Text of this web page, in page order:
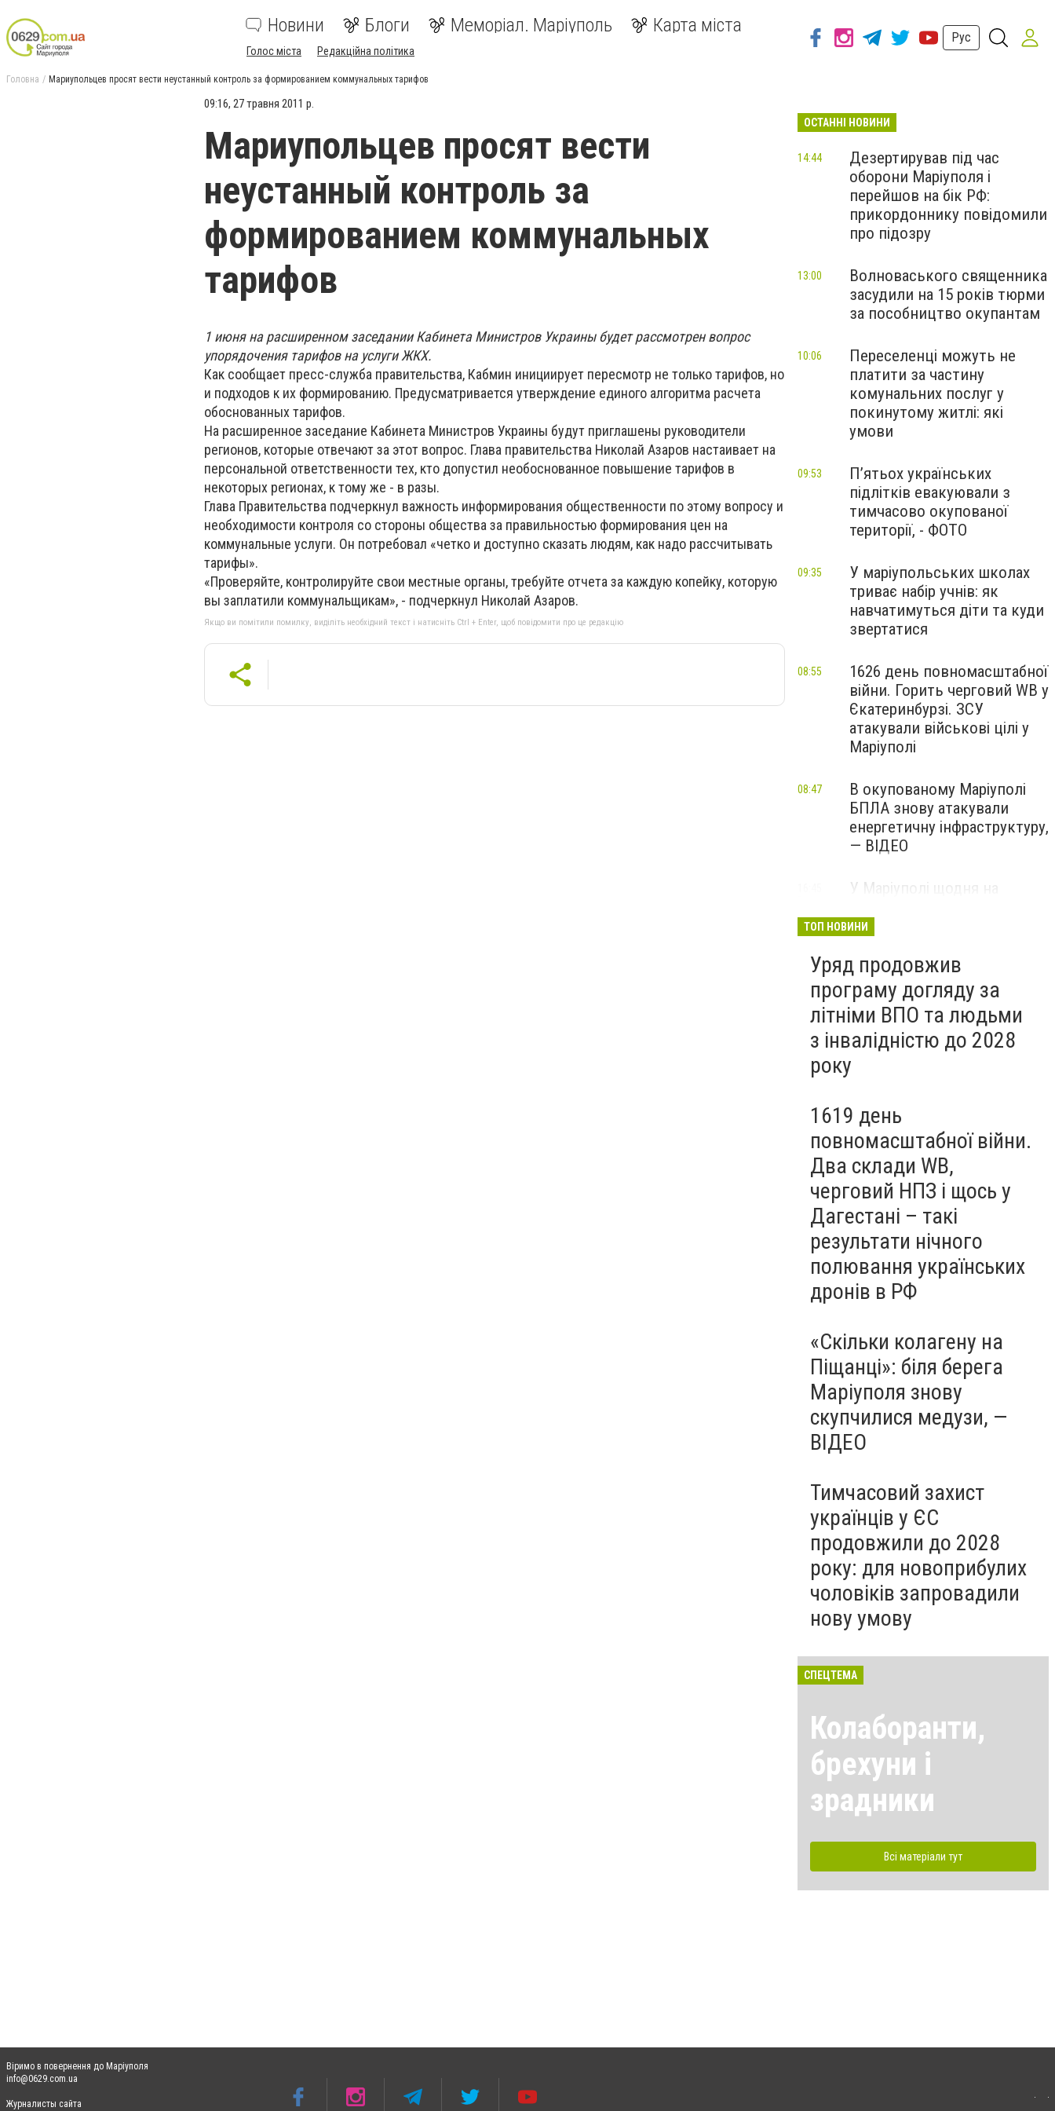
Новини Блоги Меморіал. Маріуполь Карта міста
Голос міста Редакційна політика
Рус
Головна Мариупольцев просят вести неустанный контроль за формированием коммунальных тарифов
09:16, 27 травня 2011 р.
Мариупольцев просят вести
неустанный контроль за
формированием коммунальных
тарифов
1 июня на расширенном заседании Кабинета Министров Украины будет рассмотрен вопрос
упорядочения тарифов на услуги ЖКХ.
Как сообщает пресс-служба правительства, Кабмин инициирует пересмотр не только тарифов, но
и подходов к их формированию. Предусматривается утверждение единого алгоритма расчета
обоснованных тарифов.
На расширенное заседание Кабинета Министров Украины будут приглашены руководители
регионов, которые отвечают за этот вопрос. Глава правительства Николай Азаров настаивает на
персональной ответственности тех, кто допустил необоснованное повышение тарифов в
некоторых регионах, к тому же - в разы.
Глава Правительства подчеркнул важность информирования общественности по этому вопросу и
необходимости контроля со стороны общества за правильностью формирования цен на
коммунальные услуги. Он потребовал «четко и доступно сказать людям, как надо рассчитывать
тарифы».
«Проверяйте, контролируйте свои местные органы, требуйте отчета за каждую копейку, которую
вы заплатили коммунальщикам», - подчеркнул Николай Азаров.
Якщо ви помітили помилку, виділіть необхідний текст і натисніть Ctrl + Enter, щоб повідомити про це редакцію
ОСТАННІ НОВИНИ
Дезертирував під час
оборони Маріуполя і
перейшов на бік РФ:
прикордоннику повідомили
про підозру
14:44
Волноваського священника
засудили на 15 років тюрми
за пособництво окупантам
13:00
Переселенці можуть не
платити за частину
комунальних послуг у
покинутому житлі: які
умови
10:06
П’ятьох українських
підлітків евакуювали з
тимчасово окупованої
території, - ФОТО
09:53
У маріупольських школах
триває набір учнів: як
навчатимуться діти та куди
звертатися
09:35
1626 день повномасштабної
війни. Горить черговий WB у
Єкатеринбурзі. ЗСУ
атакували військові цілі у
Маріуполі
08:55
В окупованому Маріуполі
БПЛА знову атакували
енергетичну інфраструктуру,
— ВІДЕО
08:47
У Маріуполі щодня на
відключатимуть світло: це
ТОП НОВИНИ
Уряд продовжив
програму догляду за
літніми ВПО та людьми
з інвалідністю до 2028
року
1619 день
повномасштабної війни.
Два склади WB,
черговий НПЗ і щось у
Дагестані – такі
результати нічного
полювання українських
дронів в РФ
«Скільки колагену на
Піщанці»: біля берега
Маріуполя знову
скупчилися медузи, —
ВІДЕО
Тимчасовий захист
українців у ЄС
продовжили до 2028
року: для новоприбулих
чоловіків запровадили
нову умову
СПЕЦТЕМА
Колаборанти,
брехуни і
зрадники
Всі матеріали тут
Віримо в повернення до Маріуполя
info@0629.com.ua
Журналисты сайта